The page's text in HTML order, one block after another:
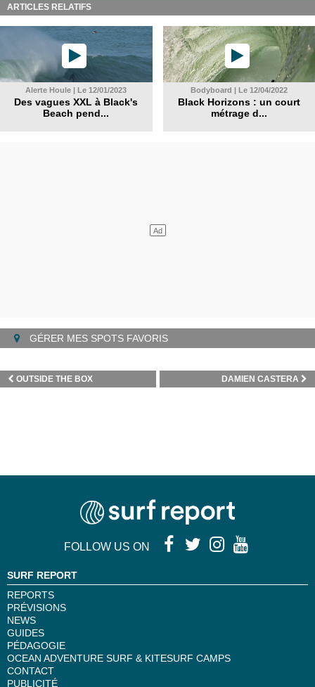
ARTICLES RELATIFS
Alerte Houle | Le 12/01/2023
Des vagues XXL à Black's
Beach pend...
Bodyboard | Le 12/04/2022
Black Horizons : un court
métrage d...
GÉRER MES SPOTS FAVORIS
DAMIEN CASTERA
OUTSIDE THE BOX
FOLLOW US ON
SURF REPORT
REPORTS
PRÉVISIONS
NEWS
GUIDES
PÉDAGOGIE
OCEAN ADVENTURE SURF & KITESURF CAMPS
CONTACT
PUBLICITÉ